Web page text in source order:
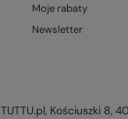
Moje rabaty
Newsletter
TUTTU.pl, Kościuszki 8,